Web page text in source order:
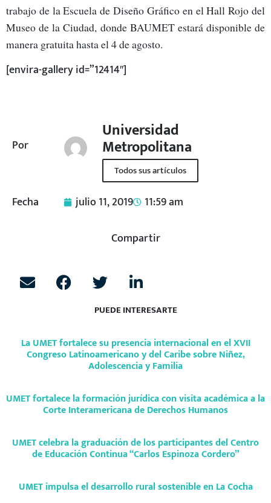
Por
Universidad
Metropolitana
Todos sus artículos
Fecha julio 11, 2019 11:59 am
Compartir
PUEDE INTERESARTE
La UMET fortalece su presencia internacional en el XVII
Congreso Latinoamericano y del Caribe sobre Niñez,
Adolescencia y Familia
UMET fortalece la formación jurídica con visita académica a la
Corte Interamericana de Derechos Humanos
UMET celebra la graduación de los participantes del Centro
de Educación Continua “Carlos Espinoza Cordero”
UMET impulsa el desarrollo rural sostenible en La Cocha
trabajo de la Escuela de Diseño Gráfico en el Hall Rojo del
Museo de la Ciudad, donde BAUMET estará disponible de
manera gratuita hasta el 4 de agosto.
[envira-gallery id=”12414″]